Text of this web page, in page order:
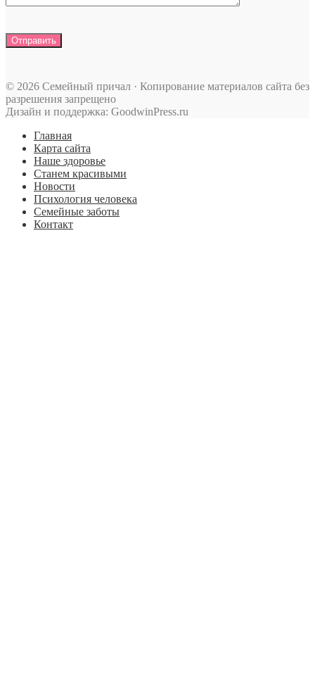
© 2026 Семейный причал · Копирование материалов сайта без
разрешения запрещено
Дизайн и поддержка: GoodwinPress.ru
Главная
Карта сайта
Наше здоровье
Станем красивыми
Новости
Психология человека
Семейные заботы
Контакт